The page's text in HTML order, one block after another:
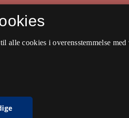
alle cookies i overensstemmelse